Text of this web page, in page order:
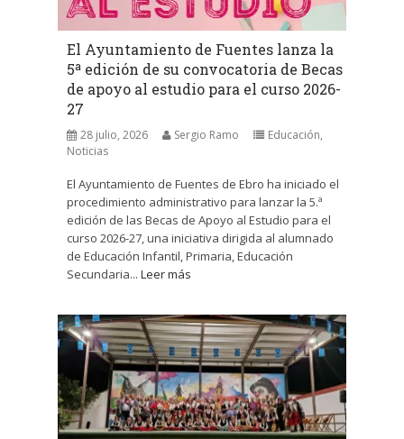
El Ayuntamiento de Fuentes lanza la
5ª edición de su convocatoria de Becas
de apoyo al estudio para el curso 2026-
27
28 julio, 2026 Sergio Ramo Educación,
Noticias
El Ayuntamiento de Fuentes de Ebro ha iniciado el
procedimiento administrativo para lanzar la 5.ª
edición de las Becas de Apoyo al Estudio para el
curso 2026-27, una iniciativa dirigida al alumnado
de Educación Infantil, Primaria, Educación
Secundaria... Leer más